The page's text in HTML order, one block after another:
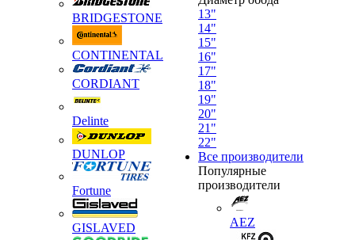
BRIDGESTONE
CONTINENTAL
CORDIANT
Delinte
DUNLOP
Fortune
GISLAVED
13"
14"
15"
16"
17"
18"
19"
20"
21"
22"
Все производители
Популярные
производители
AEZ